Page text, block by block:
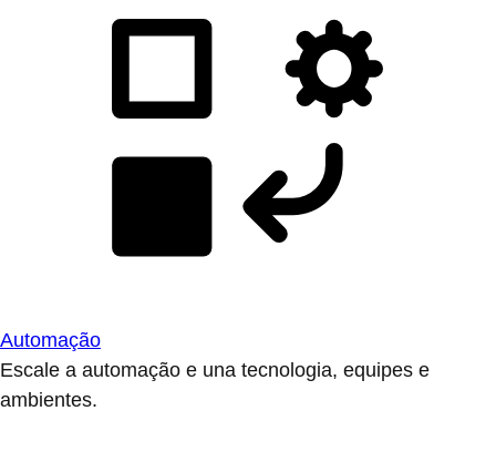
Automação
Escale a automação e una tecnologia, equipes e
ambientes.